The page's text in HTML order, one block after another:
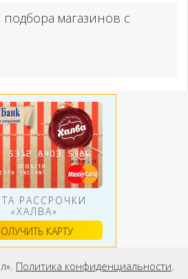
магазинов с
РАССРОЧКИ
«ХАЛВА»
КАРТУ
Политика конфиденциальности